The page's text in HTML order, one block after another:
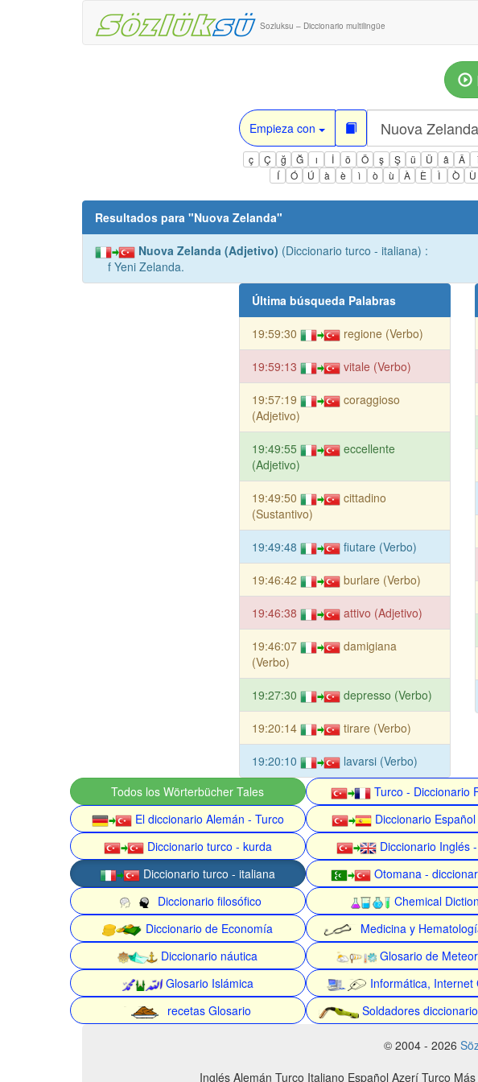
Sozluksu – Diccionario multilingüe
Empieza con
ç Ç ğ Ğ ı İ ö Ö ş Ş ü Ü â Â
Í
Ó Ú à è ì ò ù À È Ì Ò Ù
Resultados para "Nuova Zelanda"
Nuova Zelanda (Adjetivo) (Diccionario turco - italiana) :
f Yeni Zelanda.
Última búsqueda Palabras
19:59:30 regione (Verbo)
19:59:13 vitale (Verbo)
19:57:19
coraggioso
(Adjetivo)
19:49:55
eccellente
(Adjetivo)
19:49:50
cittadino
(Sustantivo)
19:49:48 fiutare (Verbo)
19:46:42 burlare (Verbo)
19:46:38 attivo (Adjetivo)
19:46:07
damigiana
(Verbo)
19:27:30 depresso (Verbo)
19:20:14 tirare (Verbo)
19:20:10 lavarsi (Verbo)
Todos los Wörterbücher Tales Turco - Diccionario
El diccionario Alemán - Turco
Diccionario Español
Diccionario turco - kurda
Diccionario Inglés
Diccionario turco - italiana
Otomana -
Diccionario filosófico
Chemical
Diccionario de Economía
Medicina y
Diccionario náutica
Glosario de
Glosario Islámica
Informática, Internet
recetas Glosario
Soldadores
© 2004 - 2026
Inglés Alemán Turco Italiano Español Azerí Turco